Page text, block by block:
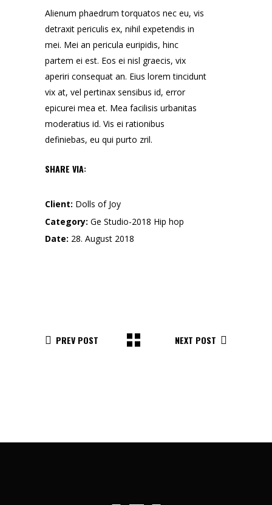
Alienum phaedrum torquatos nec eu, vis
detraxit periculis ex, nihil expetendis in
mei. Mei an pericula euripidis, hinc
partem ei est. Eos ei nisl graecis, vix
aperiri consequat an. Eius lorem tincidunt
vix at, vel pertinax sensibus id, error
epicurei mea et. Mea facilisis urbanitas
moderatius id. Vis ei rationibus
definiebas, eu qui purto zril.
SHARE VIA:
Client: Dolls of Joy
Category: Ge Studio-2018 Hip hop
Date: 28. August 2018
PREV POST NEXT POST